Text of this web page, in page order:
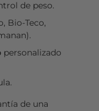
de peso.
Bio-Teco,
personalizado
de una